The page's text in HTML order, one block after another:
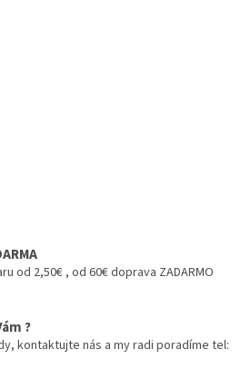
od 2,50€ , od 60€ doprava ZADARMO
?
kontaktujte nás a my radi poradíme tel: